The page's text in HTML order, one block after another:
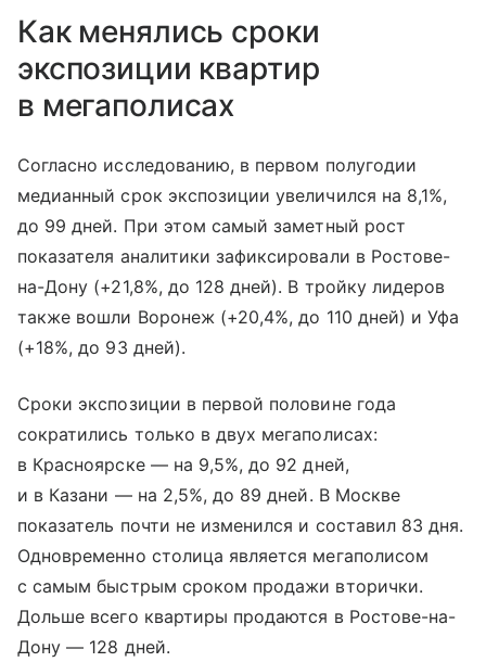
Как менялись сроки
экспозиции квартир
в мегаполисах
Согласно исследованию, в первом полугодии
медианный срок экспозиции увеличился на 8,1%,
до 99 дней. При этом самый заметный рост
показателя аналитики зафиксировали в Ростове-
на-Дону (+21,8%, до 128 дней). В тройку лидеров
также вошли Воронеж (+20,4%, до 110 дней) и Уфа
(+18%, до 93 дней).
Сроки экспозиции в первой половине года
сократились только в двух мегаполисах:
в Красноярске — на 9,5%, до 92 дней,
и в Казани — на 2,5%, до 89 дней. В Москве
показатель почти не изменился и составил 83 дня.
Одновременно столица является мегаполисом
с самым быстрым сроком продажи вторички.
Дольше всего квартиры продаются в Ростове-на-
Дону — 128 дней.